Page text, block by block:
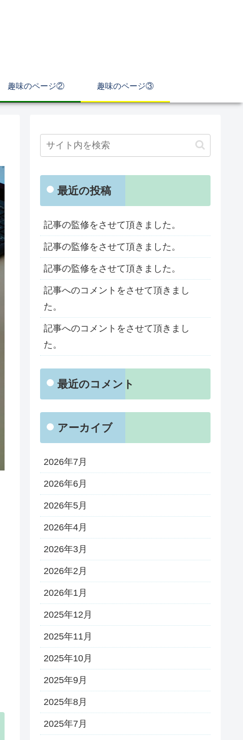
趣味のページ② 趣味のページ③
最近の投稿
記事の監修をさせて頂きました。
記事の監修をさせて頂きました。
記事の監修をさせて頂きました。
記事へのコメントをさせて頂きまし
た。
記事へのコメントをさせて頂きまし
た。
最近のコメント
アーカイブ
2026年7月
2026年6月
2026年5月
2026年4月
2026年3月
2026年2月
2026年1月
2025年12月
2025年11月
2025年10月
2025年9月
2025年8月
2025年7月